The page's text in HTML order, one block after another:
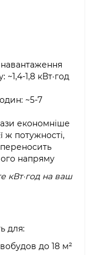
~1,4-1,8 кВт·год
~5-7
економніше
ж потужності,
напряму
кВт·год на ваш
для:
до 18 м²